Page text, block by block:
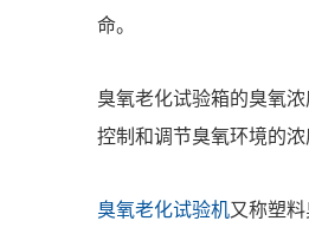
命。
臭氧老化试验箱的臭氧
控制和调节臭氧环境的浓
臭氧老化试验机又称塑